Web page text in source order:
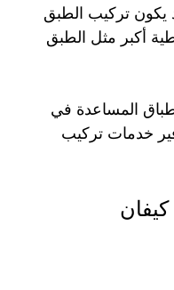
يكون تركيب الطبق
أكبر مثل الطبق
المساعدة في
خدمات تركيب